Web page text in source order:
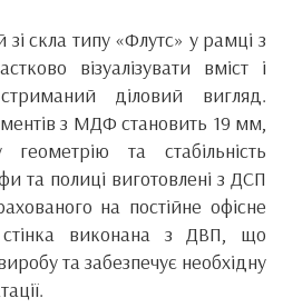
скла типу «Флутс» у рамці з
візуалізувати вміст і
діловий вигляд.
з МДФ становить 19 мм,
та стабільність
та полиці виготовлені з ДСП
на постійне офісне
стінка виконана з ДВП, що
та забезпечує необхідну